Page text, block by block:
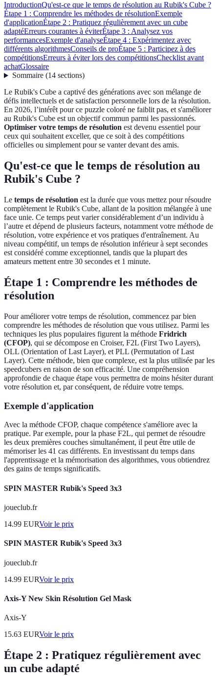
IntroductionQu'est-ce que le temps de résolution au Rubik's Cube ?
Étape 1 : Comprendre les méthodes de résolutionExemple
d'applicationÉtape 2 : Pratiquez régulièrement avec un cube
adaptéErreurs courantes à éviterÉtape 3 : Analysez vos
performancesExemple d'analyseÉtape 4 : Expérimentez avec
différents algorithmesConseils de proÉtape 5 : Participez à des
compétitionsErreurs à éviter lors des compétitionsChecklist avant
achatGlossaire
Sommaire(14 sections)
Le Rubik's Cube a captivé des générations avec son mélange de
défis intellectuels et de satisfaction personnelle lors de la résolution.
En 2026, l’intérêt pour ce puzzle coloré ne faiblit pas, et s'améliorer
au Rubik's Cube est un objectif commun parmi les passionnés.
Optimiser votre temps de résolution est devenu essentiel pour
ceux qui souhaitent exceller, que ce soit à des compétitions
officielles ou simplement pour se vanter devant des amis.
Qu'est-ce que le temps de résolution au
Rubik's Cube ?
Le temps de résolution est la durée que vous mettez pour résoudre
complètement le Rubik's Cube, allant de la position mélangée à une
face unie. Ce temps peut varier considérablement d’un individu à
l’autre et dépend de plusieurs facteurs, notamment votre méthode de
résolution, votre expérience et vos pratiques d'entraînement. Au
niveau compétitif, un temps de résolution inférieur à sept secondes
est considéré comme exceptionnel, tandis que la plupart des
amateurs mettent entre 30 secondes et 1 minute.
Étape 1 : Comprendre les méthodes de
résolution
Pour améliorer votre temps de résolution, commencez par bien
comprendre les méthodes de résolution que vous utilisez. Parmi les
techniques les plus populaires figurent la méthode Fridrich
(CFOP), qui se décompose en Croiser, F2L (First Two Layers),
OLL (Orientation of Last Layer), et PLL (Permutation of Last
Layer). Cette méthode, bien que complexe, est la plus utilisée par les
speedcubers en raison de son efficacité. Une compréhension
approfondie de chaque étape vous permettra de moins hésiter durant
votre résolution et, par conséquent, de réduire votre temps.
Exemple d'application
Avec la méthode CFOP, chaque compétence s'améliore avec la
pratique. Par exemple, pour la phase F2L, qui permet de résoudre
les deux premières couches simultanément, il peut être utile de
mémoriser les 41 cas différents. En investissant du temps dans
l'apprentissage et la mémorisation des algorithmes, vous obtiendrez
des gains de temps significatifs.
SPIN MASTER Rubik's Speed 3x3
joueclub.fr
14.99 EURVoir le prix
SPIN MASTER Rubik's Speed 3x3
joueclub.fr
14.99 EURVoir le prix
Axis-Y New Skin Résolution Gel Mask
Axis-Y
15.63 EURVoir le prix
Étape 2 : Pratiquez régulièrement avec
un cube adapté